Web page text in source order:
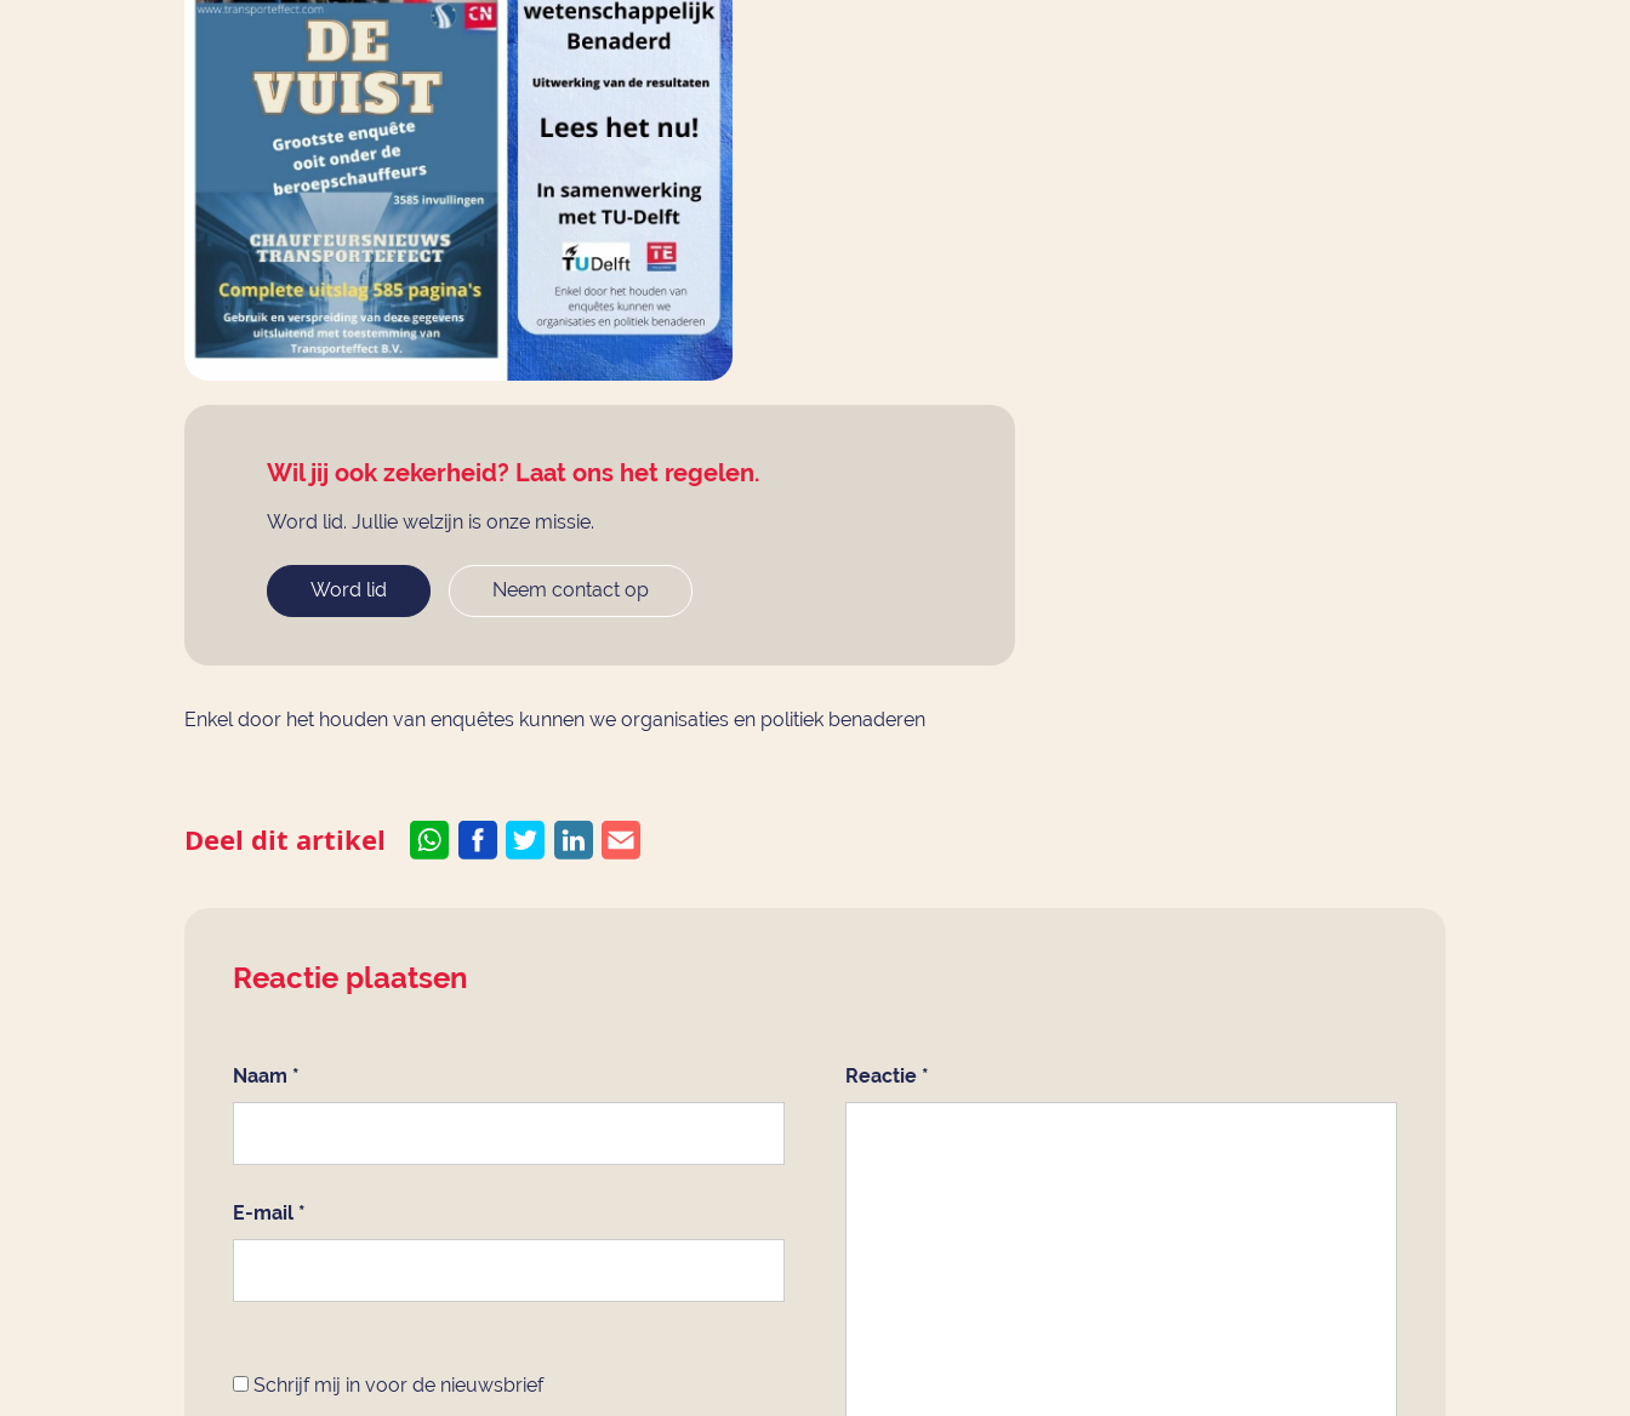
Wil jij ook zekerheid? Laat ons het regelen.
Word lid. Jullie welzijn is onze missie.
Word lid Neem contact op
Enkel door het houden van enquêtes kunnen we organisaties en politiek benaderen
Deel dit artikel
Reactie plaatsen
Naam *
E-mail *
Reactie *
Schrijf mij in voor de nieuwsbrief